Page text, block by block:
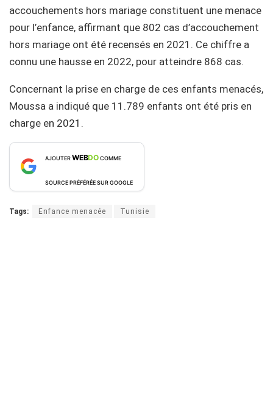
accouchements hors mariage constituent une menace
pour l’enfance, affirmant que 802 cas d’accouchement
hors mariage ont été recensés en 2021. Ce chiffre a
connu une hausse en 2022, pour atteindre 868 cas.
Concernant la prise en charge de ces enfants menacés,
Moussa a indiqué que 11.789 enfants ont été pris en
charge en 2021.
AJOUTERWEBDOCOMME
SOURCE PRÉFÉRÉE SUR GOOGLE
Tags: Enfance menacée Tunisie